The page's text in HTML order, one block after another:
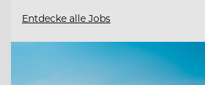
Entdecke alle Jobs